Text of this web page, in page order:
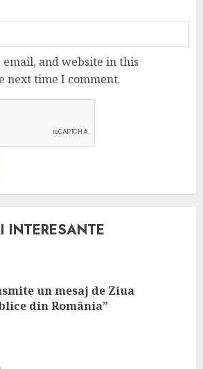
email, and website in this
next time I comment.
INTERESANTE
un mesaj de Ziua
din România”